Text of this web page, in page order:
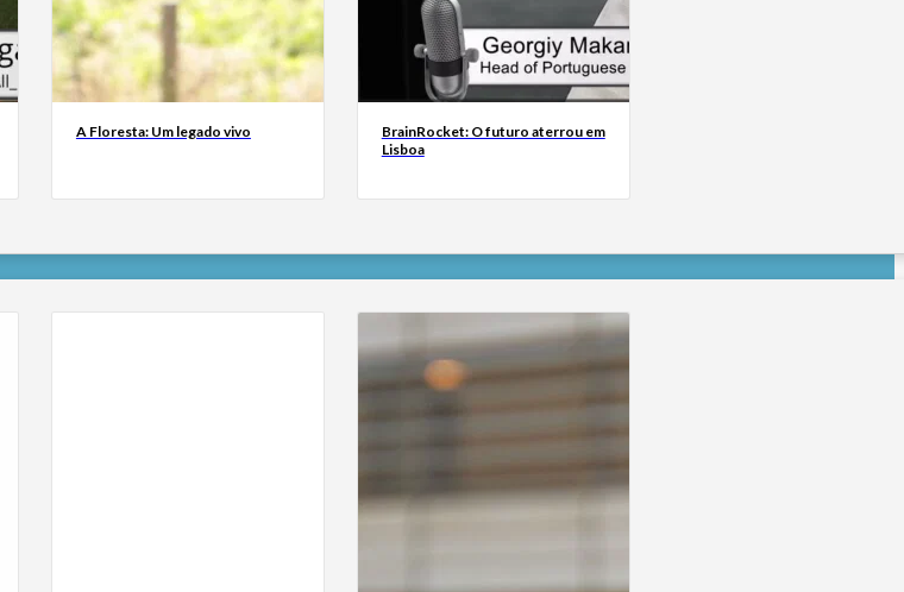
A Floresta: Um legado vivo
BrainRocket: O futuro aterrou em
Lisboa